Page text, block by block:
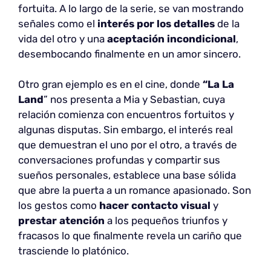
fortuita. A lo largo de la serie, se van mostrando
señales como el interés por los detalles de la
vida del otro y una aceptación incondicional,
desembocando finalmente en un amor sincero.
Otro gran ejemplo es en el cine, donde “La La
Land” nos presenta a Mia y Sebastian, cuya
relación comienza con encuentros fortuitos y
algunas disputas. Sin embargo, el interés real
que demuestran el uno por el otro, a través de
conversaciones profundas y compartir sus
sueños personales, establece una base sólida
que abre la puerta a un romance apasionado. Son
los gestos como hacer contacto visual y
prestar atención a los pequeños triunfos y
fracasos lo que finalmente revela un cariño que
trasciende lo platónico.